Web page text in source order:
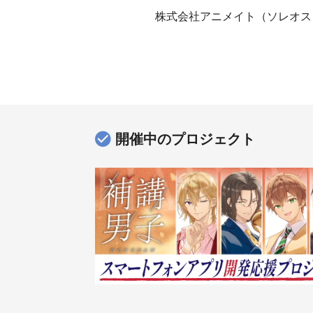
株式会社アニメイト（ソレオ
開催中のプロジェクト